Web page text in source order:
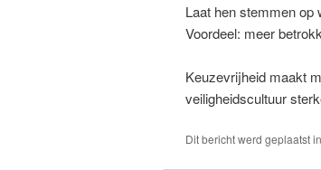
Laat hen stemmen op
Voordeel: meer
Keuzevrijheid maakt
veiligheidscultuur
Dit bericht werd geplaatst in